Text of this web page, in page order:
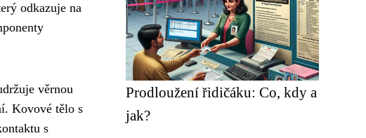
odkazuje na
věrnou
Kovové tělo s
s
Prodloužení řidičáku: Co, kdy a
jak?